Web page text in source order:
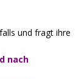
und fragt ihre
nach